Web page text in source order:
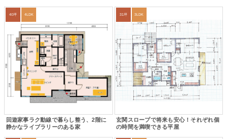
40坪 4LDK
回遊家事ラク動線で暮らし整う、2階に
静かなライブラリーのある家
31坪 3LDK
玄関スロープで将来も安心！それぞれ個
の時間を満喫できる平屋